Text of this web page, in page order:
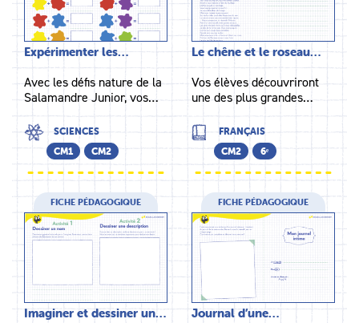
Expérimenter les…
Avec les défis nature de la
Salamandre Junior, vos…
SCIENCES
CM1
CM2
Le chêne et le roseau…
Vos élèves découvriront
une des plus grandes…
FRANÇAIS
CM2
6ᵉ
FICHE PÉDAGOGIQUE
Imaginer et dessiner un…
FICHE PÉDAGOGIQUE
Journal d’une…